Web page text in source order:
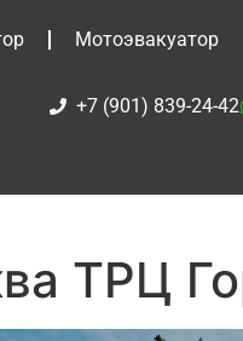
Мотоэвакуатор
+7 (901) 839-24-42
ТРЦ